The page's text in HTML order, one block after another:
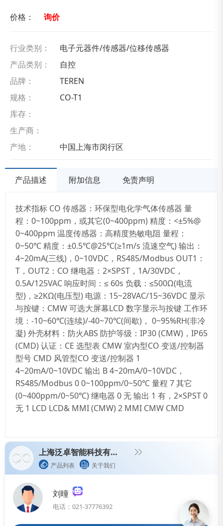
价格： 询价
行业类别：
电子元器件/传感器/位移传感器
产品类别：
自控
品牌：
TEREN
规格：
CO-T1
库存：
生产商：
产地：
中国上海市闵行区
产品描述 附加信息 免责声明
技术指标 CO 传感器：环保型电化学气体传感器 量
程：0~100ppm，或其它(0~400ppm) 精度：<±5%@
0~400ppm 温度传感器：高精度热敏电阻 量程：
0~50℃ 精度：±0.5℃@25℃(≥1m/s 流速空气) 输出：
4~20mA(三线)，0~10VDC，RS485/Modbus OUT1：
T，OUT2：CO 继电器：2×SPST，1A/30VDC，
0.5A/125VAC 响应时间：≤ 60s 负载：≤500Ω(电流
型)，≥2KΩ(电压型) 电源：15~28VAC/15~36VDC 显示
与按键：CMW 可选大屏幕LCD 数字显示与按键 工作环
境：-10~60℃(连续)/-40~70℃(间歇)， 0~95%RH(非冷
凝) 外壳材料：防火ABS 防护等级：IP30 (CMW)，IP65
(CMD) 认证：CE 选型表 CMW 室内型CO 变送/控制器
型号 CMD 风管型CO 变送/控制器 1
4~20mA/0~10VDC 输出 B 4~20mA/0~10VDC，
RS485/Modbus 0 0~100ppm/0~50℃ 量程 7 其它
(0~400ppm/0~50℃) 继电器 0 无 输出 1 有，2×SPST 0
无 1 LCD LCD& MMI (CMW) 2 MMI CMW CMD
上海泛卓智能科技有限公司
产品列表 关于我们
刘曈
电话：021-37776392